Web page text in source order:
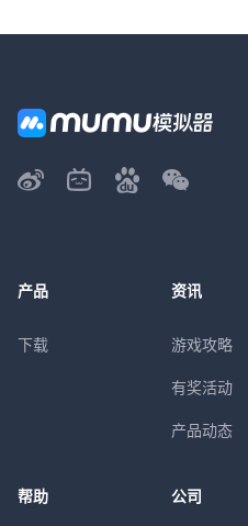
产品
下载
资讯
游戏攻略
有奖活动
产品动态
帮助 公司